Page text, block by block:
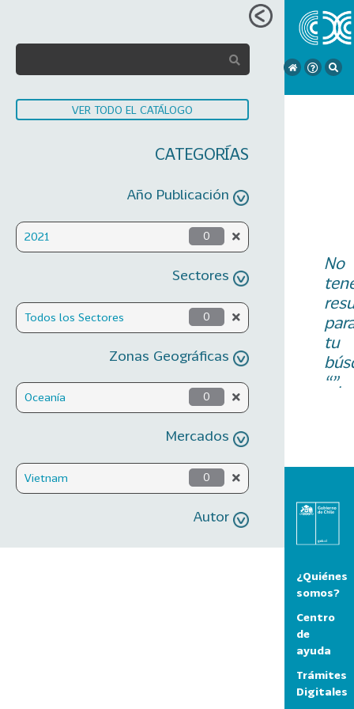
VER TODO EL CATÁLOGO
CATEGORÍAS
Año Publicación
2021 0
Sectores
Todos los Sectores 0
Zonas Geográficas
Oceanía 0
Mercados
Vietnam 0
Autor
No
tu
“”.
¿Quiénes
somos?
Centro
de
ayuda
Trámites
Digitales